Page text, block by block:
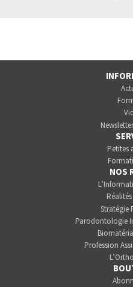
Petites
NOS
Stratégie
Parodontologie
Profession